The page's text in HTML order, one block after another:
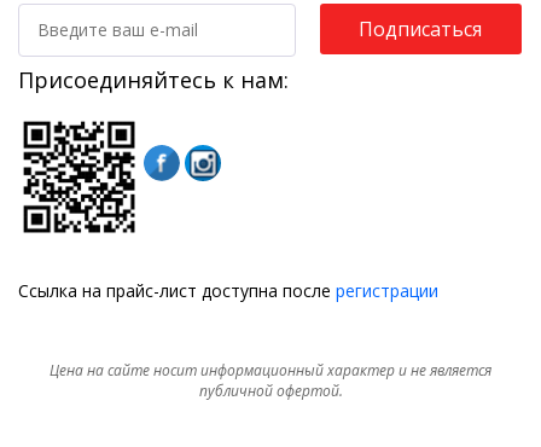
Подписаться
Присоединяйтесь к нам:
Ссылка на прайс-лист доступна после регистрации
Цена на сайте носит информационный характер и не является
публичной офертой.